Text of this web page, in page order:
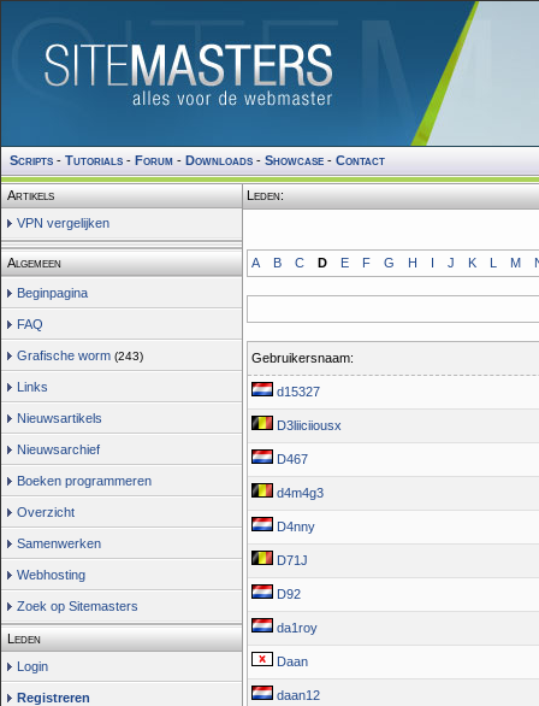
Scripts - Tutorials - Forum - Downloads - Showcase - Contact
Artikels
VPN vergelijken
Algemeen
Beginpagina
FAQ
Grafische worm (243)
Links
Nieuwsartikels
Nieuwsarchief
Boeken programmeren
Overzicht
Samenwerken
Webhosting
Zoek op Sitemasters
Leden
Login
Registreren
Leden:
A B C D E F G H I J K L M
Gebruikersnaam:
d15327
D3liiciiousx
D467
d4m4g3
D4nny
D71J
D92
da1roy
Daan
daan12